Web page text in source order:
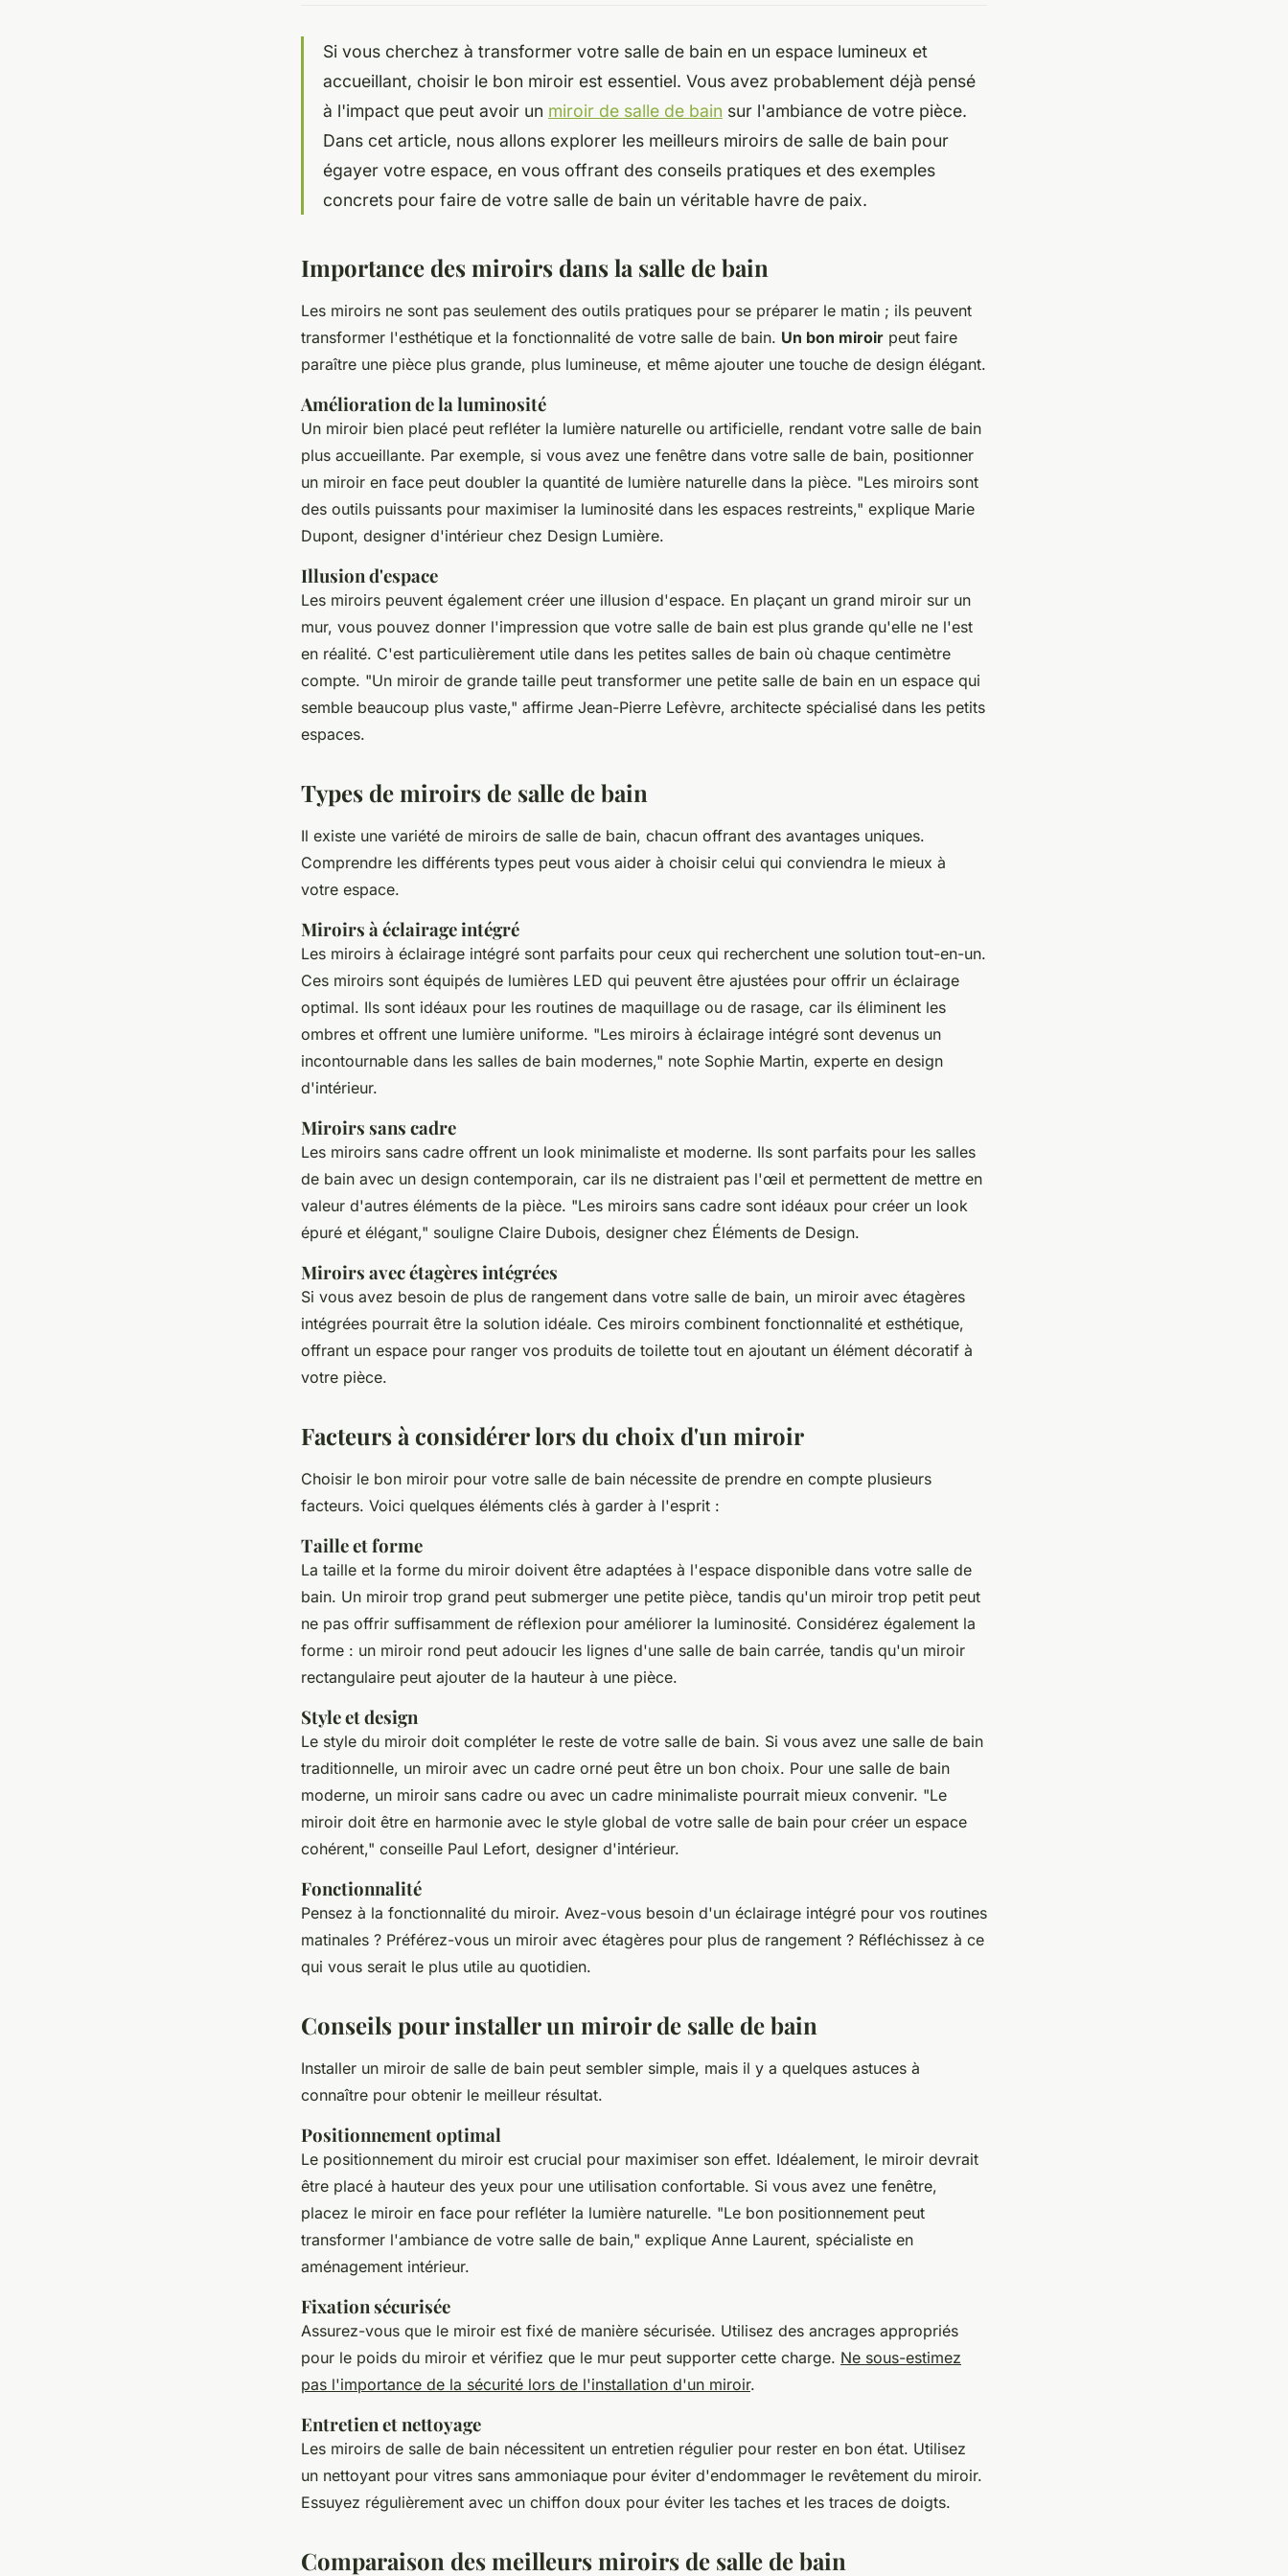
Si vous cherchez à transformer votre salle de bain en un espace lumineux et
accueillant, choisir le bon miroir est essentiel. Vous avez probablement déjà pensé
à l'impact que peut avoir un miroir de salle de bain sur l'ambiance de votre pièce.
Dans cet article, nous allons explorer les meilleurs miroirs de salle de bain pour
égayer votre espace, en vous offrant des conseils pratiques et des exemples
concrets pour faire de votre salle de bain un véritable havre de paix.
Importance des miroirs dans la salle de bain
Les miroirs ne sont pas seulement des outils pratiques pour se préparer le matin ; ils peuvent
transformer l'esthétique et la fonctionnalité de votre salle de bain. Un bon miroir peut faire
paraître une pièce plus grande, plus lumineuse, et même ajouter une touche de design élégant.
Amélioration de la luminosité
Un miroir bien placé peut refléter la lumière naturelle ou artificielle, rendant votre salle de bain
plus accueillante. Par exemple, si vous avez une fenêtre dans votre salle de bain, positionner
un miroir en face peut doubler la quantité de lumière naturelle dans la pièce. "Les miroirs sont
des outils puissants pour maximiser la luminosité dans les espaces restreints," explique Marie
Dupont, designer d'intérieur chez Design Lumière.
Illusion d'espace
Les miroirs peuvent également créer une illusion d'espace. En plaçant un grand miroir sur un
mur, vous pouvez donner l'impression que votre salle de bain est plus grande qu'elle ne l'est
en réalité. C'est particulièrement utile dans les petites salles de bain où chaque centimètre
compte. "Un miroir de grande taille peut transformer une petite salle de bain en un espace qui
semble beaucoup plus vaste," affirme Jean-Pierre Lefèvre, architecte spécialisé dans les petits
espaces.
Types de miroirs de salle de bain
Il existe une variété de miroirs de salle de bain, chacun offrant des avantages uniques.
Comprendre les différents types peut vous aider à choisir celui qui conviendra le mieux à
votre espace.
Miroirs à éclairage intégré
Les miroirs à éclairage intégré sont parfaits pour ceux qui recherchent une solution tout-en-un.
Ces miroirs sont équipés de lumières LED qui peuvent être ajustées pour offrir un éclairage
optimal. Ils sont idéaux pour les routines de maquillage ou de rasage, car ils éliminent les
ombres et offrent une lumière uniforme. "Les miroirs à éclairage intégré sont devenus un
incontournable dans les salles de bain modernes," note Sophie Martin, experte en design
d'intérieur.
Miroirs sans cadre
Les miroirs sans cadre offrent un look minimaliste et moderne. Ils sont parfaits pour les salles
de bain avec un design contemporain, car ils ne distraient pas l'œil et permettent de mettre en
valeur d'autres éléments de la pièce. "Les miroirs sans cadre sont idéaux pour créer un look
épuré et élégant," souligne Claire Dubois, designer chez Éléments de Design.
Miroirs avec étagères intégrées
Si vous avez besoin de plus de rangement dans votre salle de bain, un miroir avec étagères
intégrées pourrait être la solution idéale. Ces miroirs combinent fonctionnalité et esthétique,
offrant un espace pour ranger vos produits de toilette tout en ajoutant un élément décoratif à
votre pièce.
Facteurs à considérer lors du choix d'un miroir
Choisir le bon miroir pour votre salle de bain nécessite de prendre en compte plusieurs
facteurs. Voici quelques éléments clés à garder à l'esprit :
Taille et forme
La taille et la forme du miroir doivent être adaptées à l'espace disponible dans votre salle de
bain. Un miroir trop grand peut submerger une petite pièce, tandis qu'un miroir trop petit peut
ne pas offrir suffisamment de réflexion pour améliorer la luminosité. Considérez également la
forme : un miroir rond peut adoucir les lignes d'une salle de bain carrée, tandis qu'un miroir
rectangulaire peut ajouter de la hauteur à une pièce.
Style et design
Le style du miroir doit compléter le reste de votre salle de bain. Si vous avez une salle de bain
traditionnelle, un miroir avec un cadre orné peut être un bon choix. Pour une salle de bain
moderne, un miroir sans cadre ou avec un cadre minimaliste pourrait mieux convenir. "Le
miroir doit être en harmonie avec le style global de votre salle de bain pour créer un espace
cohérent," conseille Paul Lefort, designer d'intérieur.
Fonctionnalité
Pensez à la fonctionnalité du miroir. Avez-vous besoin d'un éclairage intégré pour vos routines
matinales ? Préférez-vous un miroir avec étagères pour plus de rangement ? Réfléchissez à ce
qui vous serait le plus utile au quotidien.
Conseils pour installer un miroir de salle de bain
Installer un miroir de salle de bain peut sembler simple, mais il y a quelques astuces à
connaître pour obtenir le meilleur résultat.
Positionnement optimal
Le positionnement du miroir est crucial pour maximiser son effet. Idéalement, le miroir devrait
être placé à hauteur des yeux pour une utilisation confortable. Si vous avez une fenêtre,
placez le miroir en face pour refléter la lumière naturelle. "Le bon positionnement peut
transformer l'ambiance de votre salle de bain," explique Anne Laurent, spécialiste en
aménagement intérieur.
Fixation sécurisée
Assurez-vous que le miroir est fixé de manière sécurisée. Utilisez des ancrages appropriés
pour le poids du miroir et vérifiez que le mur peut supporter cette charge. Ne sous-estimez
pas l'importance de la sécurité lors de l'installation d'un miroir.
Entretien et nettoyage
Les miroirs de salle de bain nécessitent un entretien régulier pour rester en bon état. Utilisez
un nettoyant pour vitres sans ammoniaque pour éviter d'endommager le revêtement du miroir.
Essuyez régulièrement avec un chiffon doux pour éviter les taches et les traces de doigts.
Comparaison des meilleurs miroirs de salle de bain